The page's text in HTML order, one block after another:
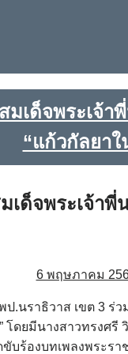
มเด็จพระเ
“แก้วกัลยาใ
เด็จพระเจ้
6 พฤษภาคม
ราธิวาส เขต 3 ร่ว
ดยมีนางสาวทรงศ
บร้องบทเพลงพระ